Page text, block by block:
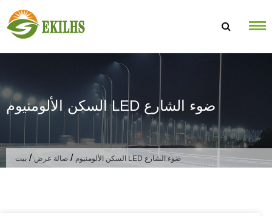
السكن الألومنيوم LED ضوء الشارع
بيت / صالة عرض / السكن الألومنيوم LED ضوء الشارع